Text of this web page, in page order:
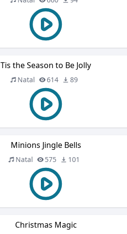
Tis the Season to Be Jolly
Natal 614 89
Minions Jingle Bells
Natal 575 101
Christmas Magic